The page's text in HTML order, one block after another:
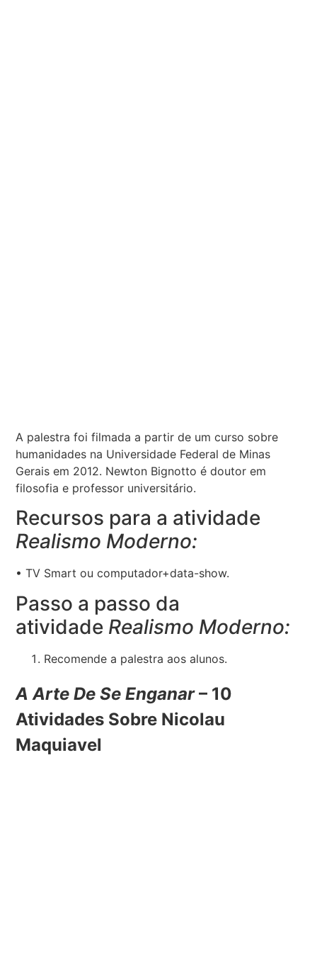
A palestra foi filmada a partir de um curso sobre
humanidades na Universidade Federal de Minas
Gerais em 2012. Newton Bignotto é doutor em
filosofia e professor universitário.
Recursos para a atividade
Realismo Moderno:
• TV Smart ou computador+data-show.
Passo a passo da
atividade Realismo Moderno:
Recomende a palestra aos alunos.
A Arte De Se Enganar– 10
Atividades Sobre Nicolau
Maquiavel